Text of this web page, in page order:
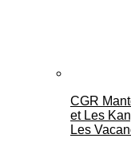
CGR
et Les
Les